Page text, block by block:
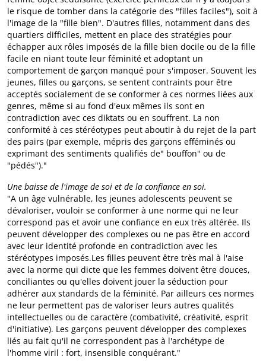
le risque de tomber dans la catégorie des "filles faciles"), soit à
l'image de la "fille bien". D'autres filles, notamment dans des
quartiers difficiles, mettent en place des stratégies pour
échapper aux rôles imposés de la fille bien docile ou de la fille
facile en niant toute leur féminité et adoptant un
comportement de garçon manqué pour s'imposer. Souvent les
jeunes, filles ou garçons, se sentent contraints pour être
acceptés socialement de se conformer à ces normes liées aux
genres, même si au fond d'eux mêmes ils sont en
contradiction avec ces diktats ou en souffrent. La non
conformité à ces stéréotypes peut aboutir à du rejet de la part
des pairs (par exemple, mépris des garçons efféminés ou
exprimant des sentiments qualifiés de" bouffon" ou de
"pédés")."
Une baisse de l'image de soi et de la confiance en soi.
"A un âge vulnérable, les jeunes adolescents peuvent se
dévaloriser, vouloir se conformer à une norme qui ne leur
correspond pas et avoir une confiance en eux très altérée. Ils
peuvent développer des complexes ou ne pas être en accord
avec leur identité profonde en contradiction avec les
stéréotypes imposés.Les filles peuvent être très mal à l'aise
avec la norme qui dicte que les femmes doivent être douces,
conciliantes ou qu'elles doivent jouer la séduction pour
adhérer aux standards de la féminité. Par ailleurs ces normes
ne leur permettent pas de valoriser leurs autres qualités
intellectuelles ou de caractère (combativité, créativité, esprit
d'initiative). Les garçons peuvent développer des complexes
liés au fait qu'il ne correspondent pas à l'archétype de
l'homme viril : fort, insensible conquérant."